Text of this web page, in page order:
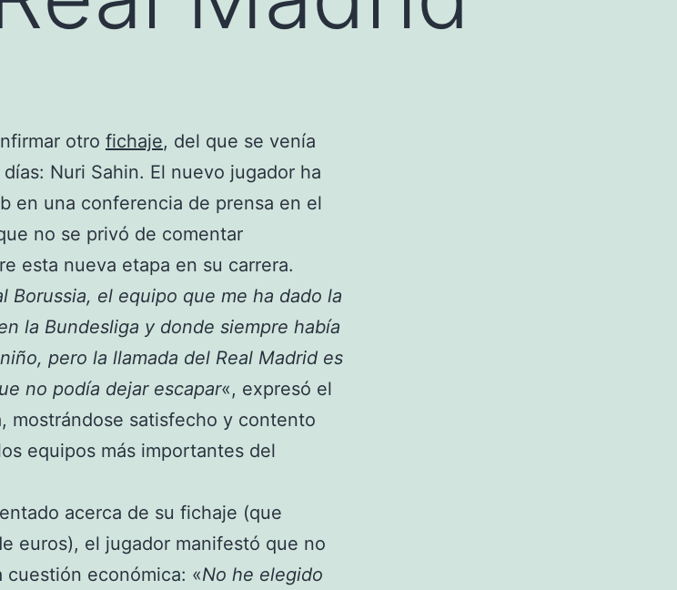
otro fichaje, del que se venía
Nuri Sahin. El nuevo jugador ha
en una conferencia de prensa en el
no se privó de comentar
esta nueva etapa en su carrera.
Borussia, el equipo que me ha dado la
la Bundesliga y donde siempre había
pero la llamada del Real Madrid es
no podía dejar escapar«, expresó el
mostrándose satisfecho y contento
equipos más importantes del
acerca de su fichaje (que
euros), el jugador manifestó que no
económica: «No he elegido